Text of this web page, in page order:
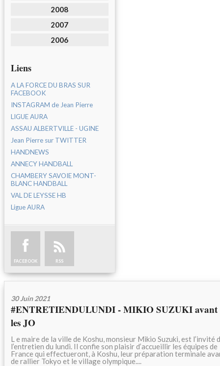
2008
2007
2006
Liens
A LA FORCE DU BRAS SUR
FACEBOOK
INSTAGRAM de Jean Pierre
LIGUE AURA
ASSAU ALBERTVILLE - UGINE
Jean Pierre sur TWITTER
HANDNEWS
ANNECY HANDBALL
CHAMBERY SAVOIE MONT-
BLANC HANDBALL
VAL DE LEYSSE HB
Ligue AURA
FACEBOOK RSS
30 Juin 2021
#ENTRETIENDULUNDI - MIKIO SUZUKI avant
les JO
L e maire de la ville de Koshu, monsieur Mikio Suzuki, est l’invité
l’entretien du lundi. Il confie son plaisir d’accueillir les équipes de
France qui effectueront, à Koshu, leur préparation terminale
de rallier Tokyo et le village olympique....